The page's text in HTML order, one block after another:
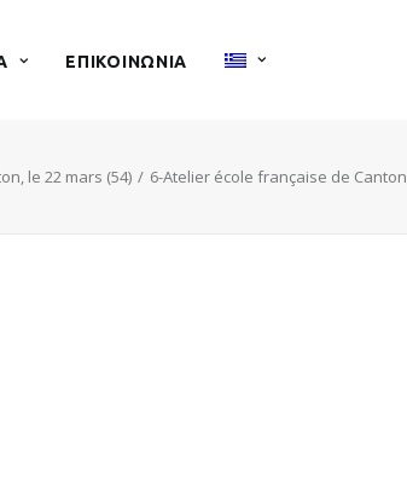
ΕΠΙΚΟΙΝΩΝIΑ
le 22 mars (54) 6-Atelier école française de